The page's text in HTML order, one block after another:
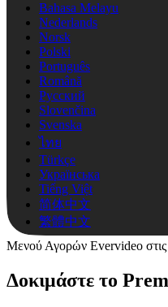
Bahasa Melayu
Nederlands
Norsk
Polski
Português
Română
Русский
Slovenčina
Svenska
ไทย
Türkçe
Українська
Tiếng Việt
简体中文
繁體中文
Μενού Αγορών Evervideo στις
Δοκιμάστε το